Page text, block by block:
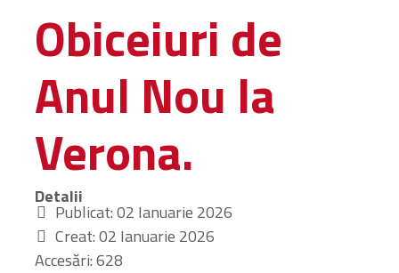
ȘTIRI
EVENIMENTE
INTERVIURI
Obiceiuri de
Anul Nou la
Verona.
Detalii
Publicat: 02 Ianuarie 2026
Creat: 02 Ianuarie 2026
Accesări: 628